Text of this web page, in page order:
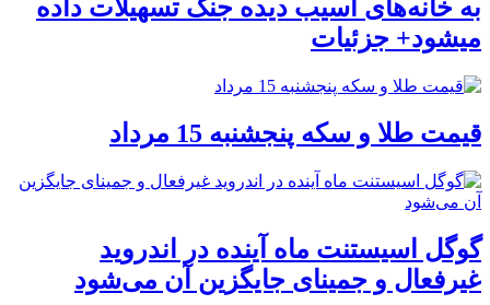
به خانه‌های آسیب دیده جنگ تسهیلات داده
میشود+ جزئیات
قیمت طلا و سکه پنجشنبه 15 مرداد
گوگل اسیستنت ماه آینده در اندروید
غیرفعال و جمینای جایگزین آن می‌شود